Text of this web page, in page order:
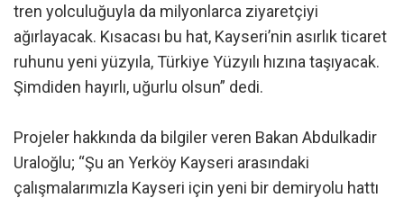
tren yolculuğuyla da milyonlarca ziyaretçiyi
ağırlayacak. Kısacası bu hat, Kayseri’nin asırlık ticaret
ruhunu yeni yüzyıla, Türkiye Yüzyılı hızına taşıyacak.
Şimdiden hayırlı, uğurlu olsun” dedi.
Projeler hakkında da bilgiler veren Bakan Abdulkadir
Uraloğlu; “Şu an Yerköy Kayseri arasındaki
çalışmalarımızla Kayseri için yeni bir demiryolu hattı